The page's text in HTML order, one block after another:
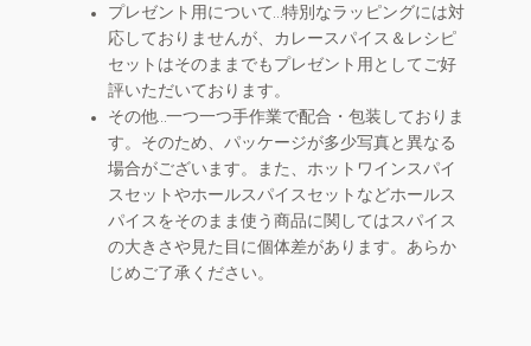
プレゼント用について…特別なラッピングには対
応しておりませんが、カレースパイス＆レシピ
セットはそのままでもプレゼント用としてご好
評いただいております。
その他…一つ一つ手作業で配合・包装しておりま
す。そのため、パッケージが多少写真と異なる
場合がございます。また、ホットワインスパイ
スセットやホールスパイスセットなどホールス
パイスをそのまま使う商品に関してはスパイス
の大きさや見た目に個体差があります。あらか
じめご了承ください。